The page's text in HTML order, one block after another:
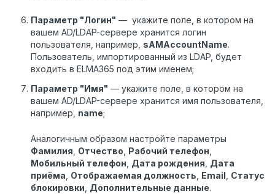
Параметр "Логин" — укажите поле, в котором на
вашем AD/LDAP-сервере хранится логин
пользователя, например, sAMAccountName.
Пользователь, импортированный из LDAP, будет
входить в ELMA365 под этим именем;
Параметр "Имя" — укажите поле, в котором на
вашем AD/LDAP-сервере хранится имя пользователя,
например, name;
Аналогичным образом настройте параметры
Фамилия Отчество Рабочий телефон
Мобильный телефон Дата рождения Дата
приёма Отображаемая должность Email Статус
блокировки Дополнительные данные.